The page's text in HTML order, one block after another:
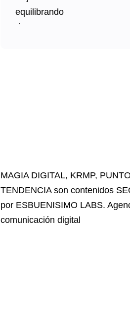
MAGIA DIGITAL, KRMP, PUNTO
TENDENCIAson contenidos
por ESBUENISIMO LABS.
comunicación digital